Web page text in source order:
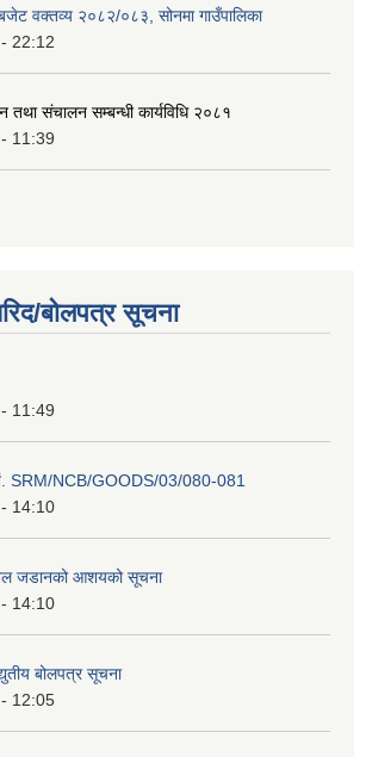
वक्तव्य २०८२/०८३, सोनमा गाउँपालिका
22:12
तथा संचालन सम्बन्धी कार्यविधि २०८१
11:39
बोलपत्र सूचना
11:49
SRM/NCB/GOODS/03/080-081
14:10
जडानको आशयको सूचना
14:10
बोलपत्र सूचना
12:05